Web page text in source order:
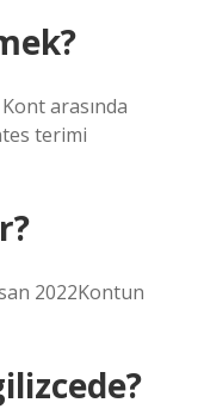
arasında
terimi
2022Kontun